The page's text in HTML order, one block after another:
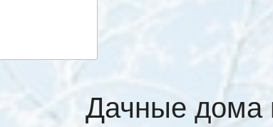
Дачные дома